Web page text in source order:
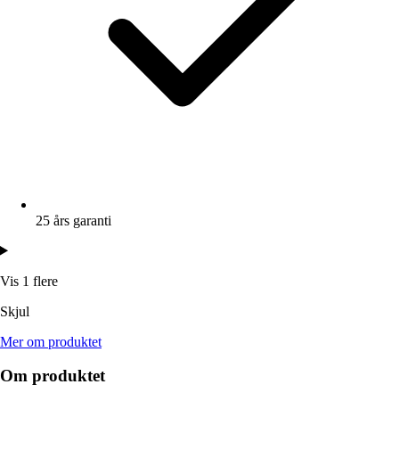
25 års garanti
Vis 1 flere
Skjul
Mer om produktet
Om produktet